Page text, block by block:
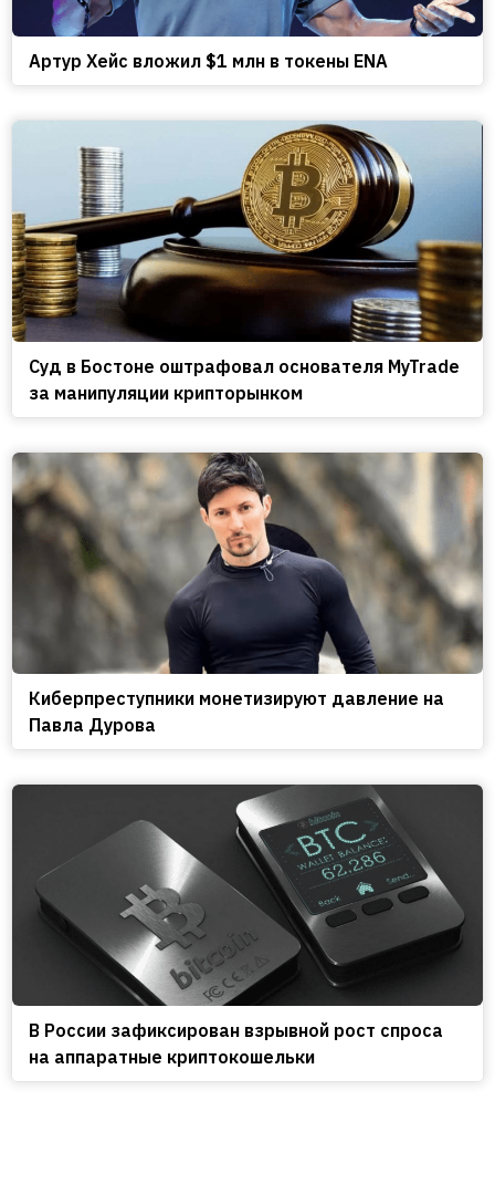
Артур Хейс вложил $1 млн в токены ENA
Cуд в Бостоне оштрафовал основателя MyTrade
за манипуляции крипторынком
Киберпреступники монетизируют давление на
Павла Дурова
В России зафиксирован взрывной рост спроса
на аппаратные криптокошельки